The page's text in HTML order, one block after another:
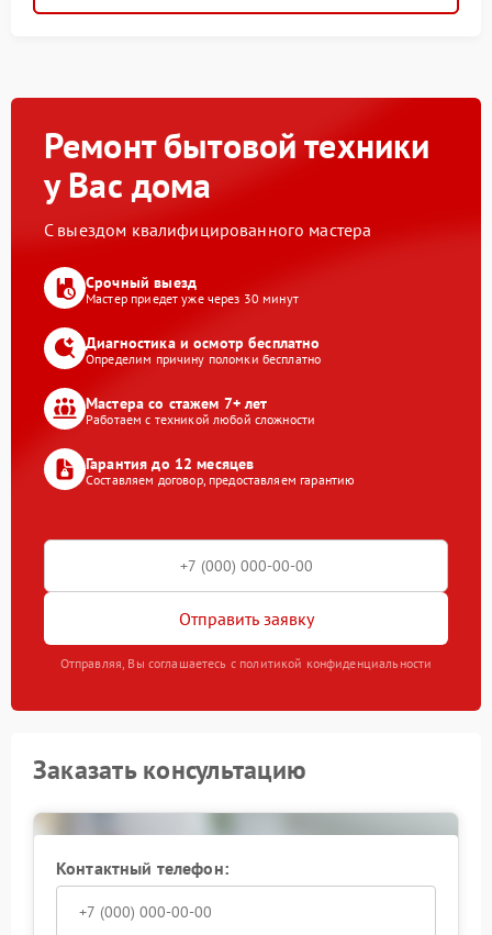
Ремонт бытовой техники
у Вас дома
С выездом квалифицированного мастера
Срочный выезд
Мастер приедет уже через 30 минут
Диагностика и осмотр бесплатно
Определим причину поломки бесплатно
Мастера со стажем 7+ лет
Работаем с техникой любой сложности
Гарантия до 12 месяцев
Составляем договор, предоставляем гарантию
Отправить заявку
Отправляя, Вы соглашаетесь с политикой конфиденциальности
Заказать консультацию
Контактный телефон: